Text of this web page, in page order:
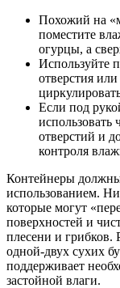
Похожий на
поместите
огурцы, а
Используйте
отверстия
Если под
использовать
отверстий и
контроля
Контейнеры
использованием.
которые могут
поверхностей и
плесени и грибков.
одной-двух сухих
поддерживает
застойной влаги.